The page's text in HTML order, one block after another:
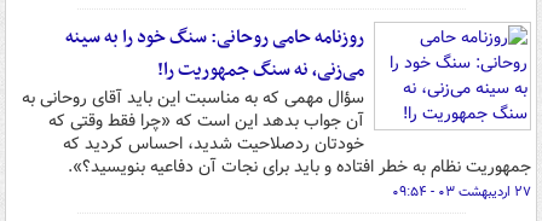
روزنامه حامی روحانی: سنگ خود را به سینه
می‌زنی، نه سنگ جمهوریت را!
سؤال مهمی که به مناسبت این باید آقای روحانی به
آن جواب بدهد این است که «چرا فقط وقتی که
خودتان ردصلاحیت شدید، احساس کردید که
جمهوریت نظام به خطر افتاده و باید برای نجات آن دفاعیه بنویسید؟».
۲۷ اردیبهشت ۰۳ - ۰۹:۵۴